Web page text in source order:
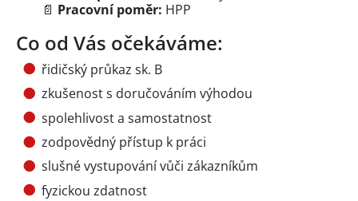
📄 Pracovní poměr: HPP
Co od Vás očekáváme:
řidičský průkaz sk. B
zkušenost s doručováním výhodou
spolehlivost a samostatnost
zodpovědný přístup k práci
slušné vystupování vůči zákazníkům
fyzickou zdatnost